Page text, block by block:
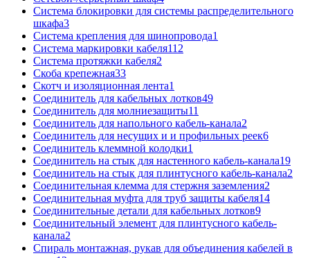
Система блокировки для системы распределительного
шкафа3
Система крепления для шинопровода1
Система маркировки кабеля112
Система протяжки кабеля2
Скоба крепежная33
Скотч и изоляционная лента1
Соединитель для кабельных лотков49
Соединитель для молниезащиты11
Соединитель для напольного кабель-канала2
Соединитель для несущих и и профильных реек6
Соединитель клеммной колодки1
Соединитель на стык для настенного кабель-канала19
Соединитель на стык для плинтусного кабель-канала2
Соединительная клемма для стержня заземления2
Соединительная муфта для труб защиты кабеля14
Соединительные детали для кабельных лотков9
Соединительный элемент для плинтусного кабель-
канала2
Спираль монтажная, рукав для объединения кабелей в